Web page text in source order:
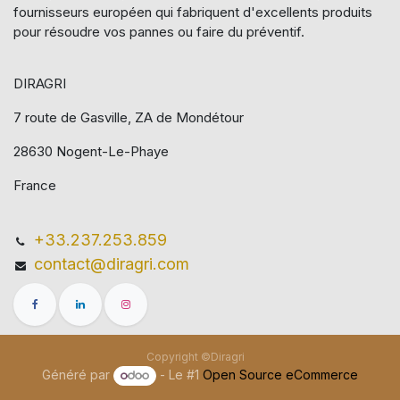
fournisseurs européen qui​ fabriquent d'excellents produits
pour résoudre vos pannes ou faire du préventif.
DIRAGRI
7 route de Gasville, ZA de Mondétour
28630 Nogent-Le-Phaye
France
+33.237.253.859
contact@diragri.com
Copyright ©Diragri
Généré par - Le #1Open Source eCommerce